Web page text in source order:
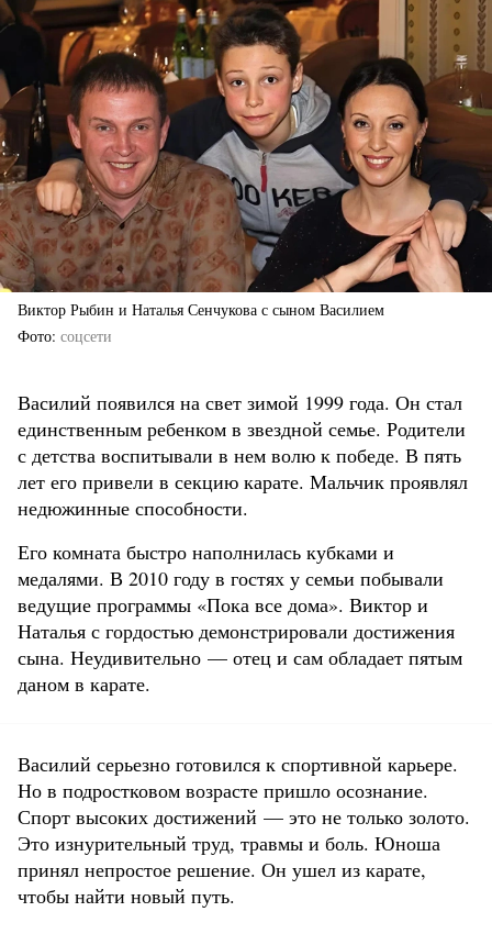
Виктор Рыбин и Наталья Сенчукова с сыном Василием
Фото соцсети
Василий появился на свет зимой 1999 года. Он стал
единственным ребенком в звездной семье. Родители
с детства воспитывали в нем волю к победе. В пять
лет его привели в секцию карате. Мальчик проявлял
недюжинные способности.
Его комната быстро наполнилась кубками и
медалями. В 2010 году в гостях у семьи побывали
ведущие программы «Пока все дома». Виктор и
Наталья с гордостью демонстрировали достижения
сына. Неудивительно — отец и сам обладает пятым
даном в карате.
Василий серьезно готовился к спортивной карьере.
Но в подростковом возрасте пришло осознание.
Спорт высоких достижений — это не только золото.
Это изнурительный труд, травмы и боль. Юноша
принял непростое решение. Он ушел из карате,
чтобы найти новый путь.